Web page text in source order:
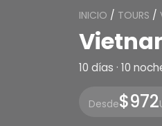
INICIO / TOURS /
10 días · 10
Desde$972